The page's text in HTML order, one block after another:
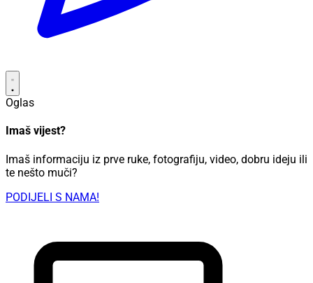
Oglas
Imaš vijest?
Imaš informaciju iz prve ruke, fotografiju, video, dobru ideju ili
te nešto muči?
PODIJELI S NAMA!